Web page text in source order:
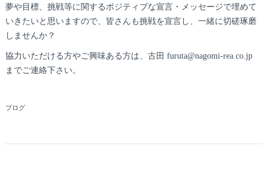
夢や目標、挑戦等に関するポジティブな宣言・メッセージで埋めて
いきたいと思いますので、皆さんも挑戦を宣言し、一緒に切磋琢磨
しませんか？
協力いただける方やご興味ある方は、古田 furuta@nagomi-rea.co.jp
までご連絡下さい。
ブログ